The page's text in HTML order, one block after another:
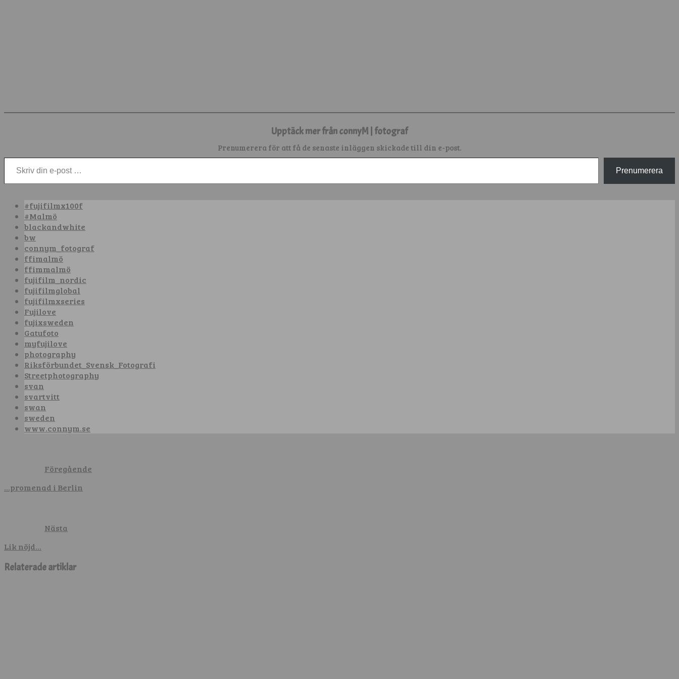
Upptäck mer från connyM | fotograf
Prenumerera för att få de senaste inläggen skickade till din e-post.
Skriv din e-post …
Prenumerera
#fujifilmx100f
#Malmö
blackandwhite
bw
connym_fotograf
ffimalmö
ffimmalmö
fujifilm_nordic
fujifilmglobal
fujifilmxseries
Fujilove
fujixsweden
Gatufoto
myfujilove
photography
Riksförbundet_Svensk_Fotografi
Streetphotography
svan
svartvitt
swan
sweden
www.connym.se
Föregående
…promenad i Berlin
Nästa
Lik nöjd…
Relaterade artiklar